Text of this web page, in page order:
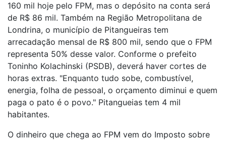
160 mil hoje pelo FPM, mas o depósito na conta será
de R$ 86 mil. Também na Região Metropolitana de
Londrina, o município de Pitangueiras tem
arrecadação mensal de R$ 800 mil, sendo que o FPM
representa 50% desse valor. Conforme o prefeito
Toninho Kolachinski (PSDB), deverá haver cortes de
horas extras. "Enquanto tudo sobe, combustível,
energia, folha de pessoal, o orçamento diminui e quem
paga o pato é o povo." Pitangueias tem 4 mil
habitantes.
O dinheiro que chega ao FPM vem do Imposto sobre